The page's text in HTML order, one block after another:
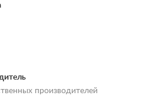
производителей